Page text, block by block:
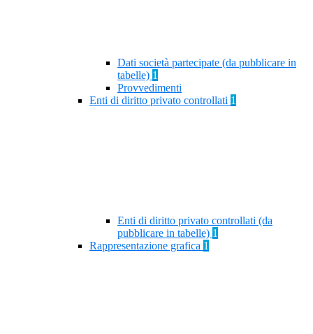
Dati società partecipate (da pubblicare in
tabelle) 1
Provvedimenti
Enti di diritto privato controllati 1
Enti di diritto privato controllati (da
pubblicare in tabelle) 1
Rappresentazione grafica 1